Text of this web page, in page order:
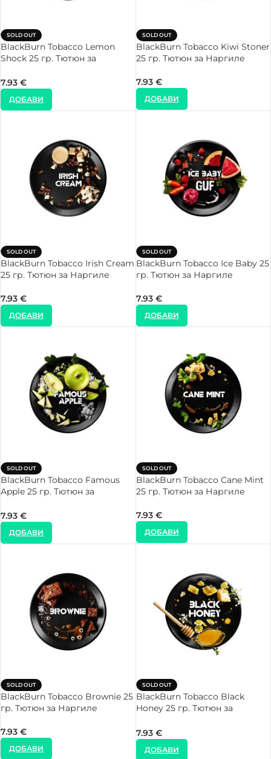
SOLD OUT
BlackBurn Tobacco Lemon
Shock 25 гр. Тютюн за
7.93 €
ДОБАВИ
SOLD OUT
BlackBurn Tobacco Kiwi Stoner
25 гр. Тютюн за Наргиле
7.93 €
ДОБАВИ
SOLD OUT
BlackBurn Tobacco Irish Cream
25 гр. Тютюн за Наргиле
7.93 €
ДОБАВИ
SOLD OUT
BlackBurn Tobacco Ice Baby 25
гр. Тютюн за Наргиле
7.93 €
ДОБАВИ
SOLD OUT
BlackBurn Tobacco Famous
Apple 25 гр. Тютюн за
7.93 €
ДОБАВИ
SOLD OUT
BlackBurn Tobacco Cane Mint
25 гр. Тютюн за Наргиле
7.93 €
ДОБАВИ
SOLD OUT
BlackBurn Tobacco Brownie 25
гр. Тютюн за Наргиле
7.93 €
ДОБАВИ
SOLD OUT
BlackBurn Tobacco Black
Honey 25 гр. Тютюн за
7.93 €
ДОБАВИ